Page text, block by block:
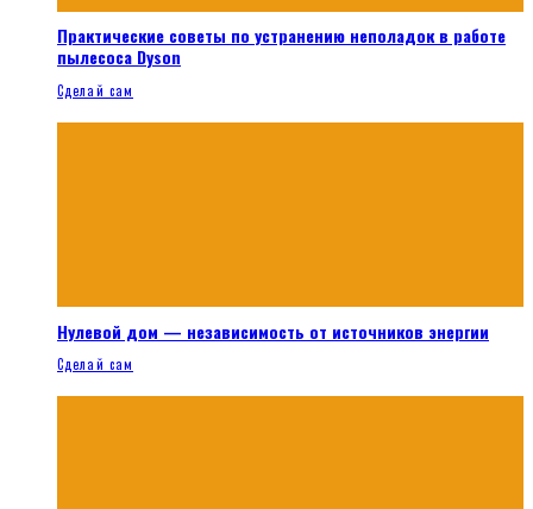
Практические советы по устранению неполадок в работе
пылесоса Dyson
Сделай сам
Нулевой дом — независимость от источников энергии
Сделай сам